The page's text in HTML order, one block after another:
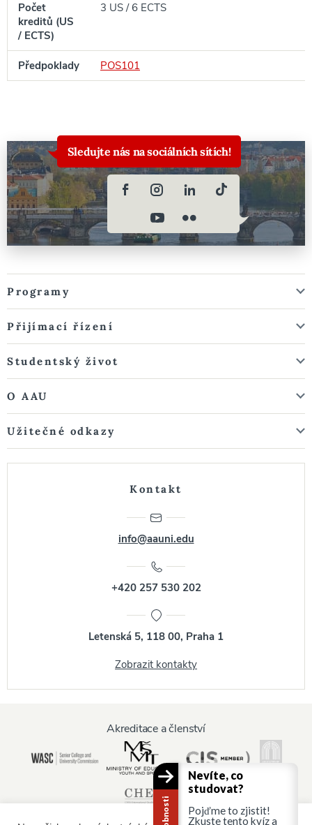
Počet
kreditů (US
/ ECTS)
3 US / 6 ECTS
Předpoklady POS101
Sledujte nás na sociálních sítích!
Programy
Přijímací řízení
Studentský život
O AAU
Užitečné odkazy
Kontakt
info@aauni.edu
+420 257 530 202
Letenská 5, 118 00, Praha 1
Zobrazit kontakty
Akreditace a členství
Nevíte, co
studovat?
Pojďme to zjistit!
Zkuste tento kvíz a